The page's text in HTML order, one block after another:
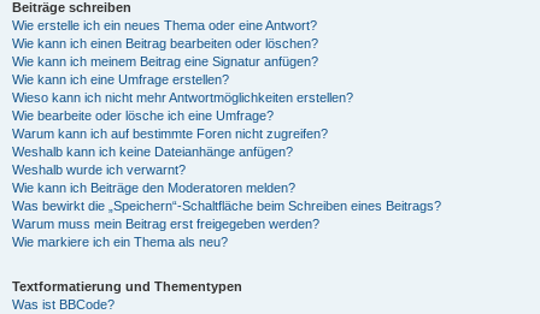
Beiträge schreiben
Wie erstelle ich ein neues Thema oder eine Antwort?
Wie kann ich einen Beitrag bearbeiten oder löschen?
Wie kann ich meinem Beitrag eine Signatur anfügen?
Wie kann ich eine Umfrage erstellen?
Wieso kann ich nicht mehr Antwortmöglichkeiten erstellen?
Wie bearbeite oder lösche ich eine Umfrage?
Warum kann ich auf bestimmte Foren nicht zugreifen?
Weshalb kann ich keine Dateianhänge anfügen?
Weshalb wurde ich verwarnt?
Wie kann ich Beiträge den Moderatoren melden?
Was bewirkt die „Speichern“-Schaltfläche beim Schreiben eines Beitrags?
Warum muss mein Beitrag erst freigegeben werden?
Wie markiere ich ein Thema als neu?
Textformatierung und Thementypen
Was ist BBCode?